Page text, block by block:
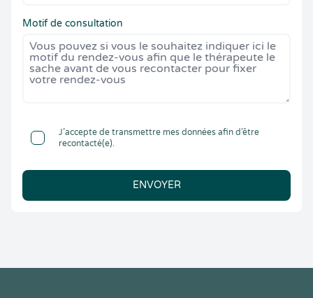
Motif de consultation
J’accepte de transmettre mes données afin d’être
recontacté(e).
ENVOYER